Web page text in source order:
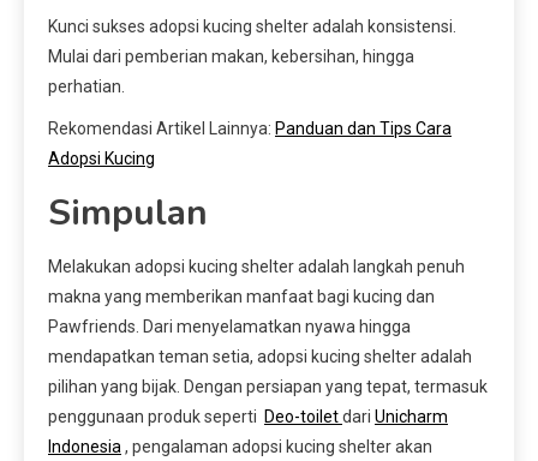
Kunci sukses adopsi kucing shelter adalah konsistensi.
Mulai dari pemberian makan, kebersihan, hingga
perhatian.
Rekomendasi Artikel Lainnya: Panduan dan Tips Cara
Adopsi Kucing
Simpulan
Melakukan adopsi kucing shelter adalah langkah penuh
makna yang memberikan manfaat bagi kucing dan
Pawfriends. Dari menyelamatkan nyawa hingga
mendapatkan teman setia, adopsi kucing shelter adalah
pilihan yang bijak. Dengan persiapan yang tepat, termasuk
penggunaan produk seperti Deo-toiletdari Unicharm
Indonesia , pengalaman adopsi kucing shelter akan